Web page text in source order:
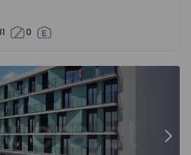
0
Paranhos - 1575706 - 8